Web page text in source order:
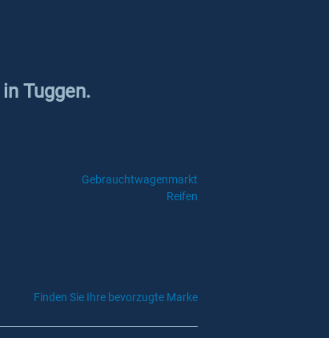
Tuggen.
Gebrauchtwagenmarkt
Reifen
Finden Sie Ihre bevorzugte Marke